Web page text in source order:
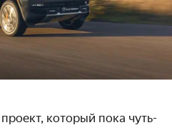
который пока чуть-